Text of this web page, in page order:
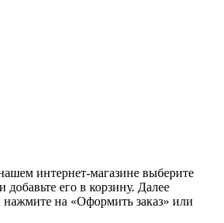
интернет-магазине выберите
его в корзину. Далее
на «Оформить заказ» или